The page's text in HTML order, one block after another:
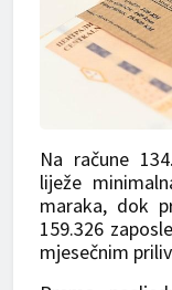
Na račune
liježe
maraka, dok
159.326
mjesečnim